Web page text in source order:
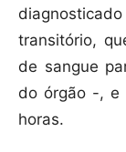
transitório,
de sangue
do órgão -, e
horas.